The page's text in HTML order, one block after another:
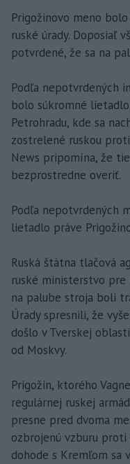
Prigožinovo meno
ruské úrady. Doposiaľ
potvrdené, že sa na
Podľa nepotvrdených
bolo súkromné
Petrohradu, kde sa
zostrelené ruskou
News pripomína, že
bezprostredne overiť.
Podľa nepotvrdených
lietadlo práve
Ruská štátna tlačová
ruské ministerstvo pre
na palube stroja boli
Úrady spresnili, že
došlo v Tverskej
od Moskvy.
Prigožin, ktorého
regulárnej ruskej
presne pred dvoma
ozbrojenú vzburu proti
dohode s Kremľom sa